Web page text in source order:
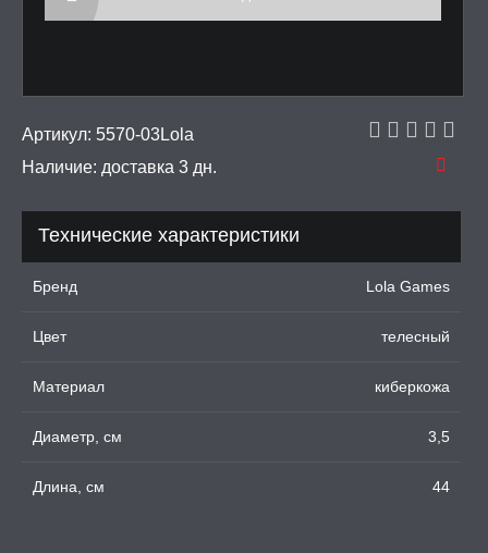
НА ЧЛЕН
ВИБРОЯЙЦА,
КЕГЕЛЯ
ПОМПЫ
ПРИКОЛЫ,
Артикул: 5570-03Lola
Наличие: доставка 3 дн.
Технические характеристики
Бренд Lola Games
Цвет телесный
Материал киберкожа
Диаметр, см 3,5
Длина, см 44